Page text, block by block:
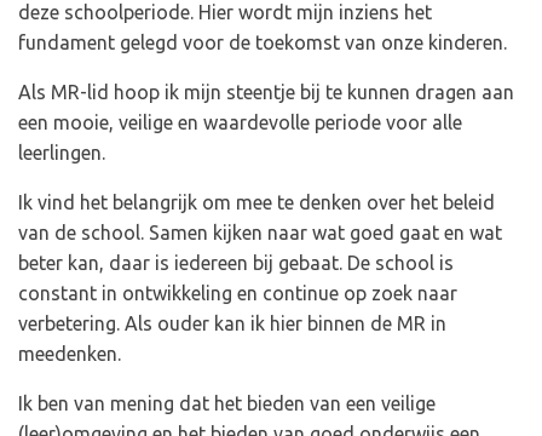
deze schoolperiode. Hier wordt mijn inziens het
fundament gelegd voor de toekomst van onze kinderen.
Als MR-lid hoop ik mijn steentje bij te kunnen dragen aan
een mooie, veilige en waardevolle periode voor alle
leerlingen.
Ik vind het belangrijk om mee te denken over het beleid
van de school. Samen kijken naar wat goed gaat en wat
beter kan, daar is iedereen bij gebaat. De school is
constant in ontwikkeling en continue op zoek naar
verbetering. Als ouder kan ik hier binnen de MR in
meedenken.
Ik ben van mening dat het bieden van een veilige